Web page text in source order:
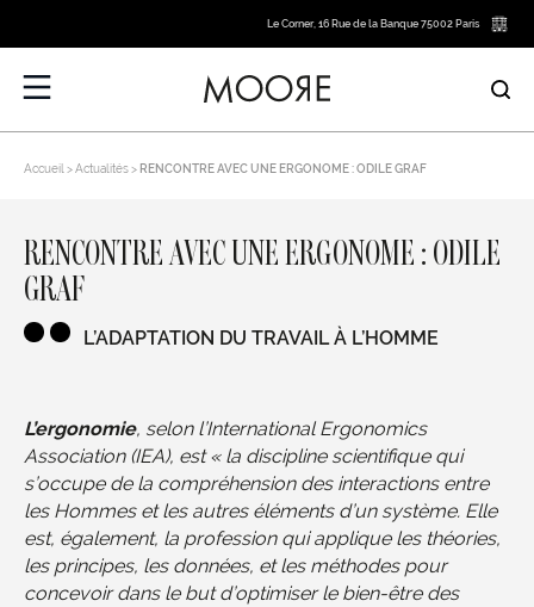
Le Corner, 16 Rue de la Banque 75002 Paris
Accueil Actualités RENCONTRE AVEC UNE ERGONOME : ODILE GRAF
RENCONTRE AVEC UNE ERGONOME : ODILE
GRAF
L’ADAPTATION DU TRAVAIL À L’HOMME
L’ergonomie, selon l’International Ergonomics
Association (IEA), est « la discipline scientifique qui
s’occupe de la compréhension des interactions entre
les Hommes et les autres éléments d’un système. Elle
est, également, la profession qui applique les théories,
les principes, les données, et les méthodes pour
concevoir dans le but d’optimiser le bien-être des